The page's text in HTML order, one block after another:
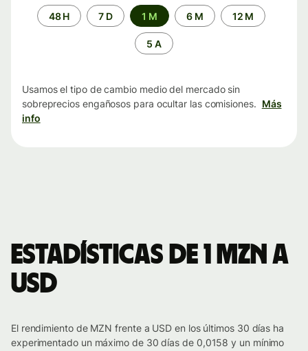
Periodo48 H 7 D 1 M 6 M 12 M
5 A
Usamos el tipo de cambio medio del mercado sin
sobreprecios engañosos para ocultar las comisiones. Más
info
Estadísticas de 1 MZN a
USD
El rendimiento de MZN frente a USD en los últimos 30 días ha
experimentado un máximo de 30 días de 0,0158 y un mínimo